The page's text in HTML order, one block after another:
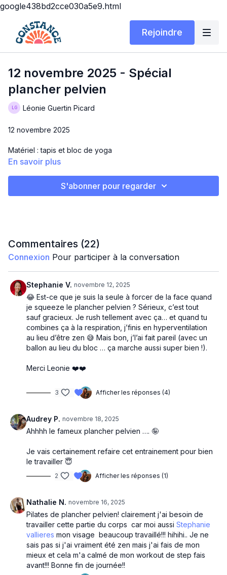
google438bd2cce030a5e9.html
Rejoindre
12 novembre 2025 - Spécial
plancher pelvien
Léonie Guertin Picard
12 novembre 2025
Matériel : tapis et bloc de yoga
Exercices : 1x12 min
Side plank + bloc entre cuisse
Décubitus dorsal allonger segments opposés
Touch floor à 1 jambe
Touch floor 2 jambes
Glute bridge + squeeze ballon
Bloc entre cuisse ouvrir pieds
Respiration sur bloc
En savoir plus
S'abonner pour regarder
Commentaires (22)
Connexion Pour participer à la conversation
Stephanie V. novembre 12, 2025
😂 Est-ce que je suis la seule à forcer de la face quand
je squeeze le plancher pelvien ? Sérieux, c’est tout
sauf gracieux. Je rush tellement avec ça… et quand tu
combines ça à la respiration, j’finis en hyperventilation
au lieu d’être zen 😅 Mais bon, j’l’ai fait pareil (avec un
ballon au lieu du bloc … ça marche aussi super bien !).
Merci Leonie ❤️❤️
3 Afficher les réponses (4)
Audrey P. novembre 18, 2025
Ahhhh le fameux plancher pelvien …. 🤪
Je vais certainement refaire cet entrainement pour bien
le travailler 😇
2 Afficher les réponses (1)
Nathalie N. novembre 16, 2025
Pilates de plancher pelvien! clairement j'ai besoin de
travailler cette partie du corps car moi aussi Stephanie
vallieres mon visage beaucoup travaillé!!! hihihi.. Je ne
sais pas si j'ai vraiment été zen mais j'ai fais de mon
mieux et cela m'a calmé de mon workout de step fais
avant!!! Bonne fin de journée!!